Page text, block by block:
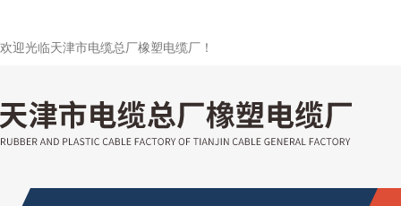
欢迎光临天津市电缆总厂橡塑电缆厂！